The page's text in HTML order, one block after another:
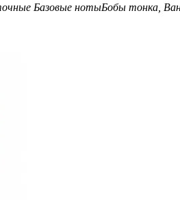
Базовые нотыБобы тонка,